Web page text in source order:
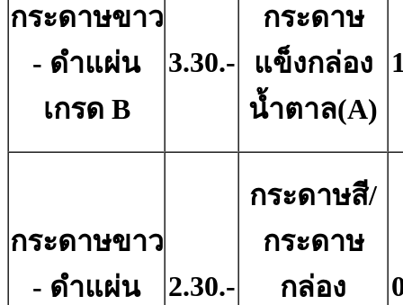
กระดาษขาว
- ดําแผ่น
เกรด B
3.30.-
กระดาษ
แข็งกล่อง
น้ำตาล(A)
กระดาษขาว
- ดําแผ่น
2.30.-
กระดาษสี/
กระดาษ
กล่อง